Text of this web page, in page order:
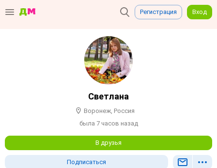
Регистрация Вход
Светлана
Воронеж, Россия
была 7 часов назад
В друзья
Подписаться